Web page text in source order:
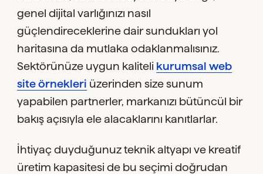
genel dijital varlığınızı nasıl
güçlendireceklerine dair sundukları yol
haritasına da mutlaka odaklanmalısınız.
Sektörünüze uygun kaliteli kurumsal web
site örnekleri üzerinden size sunum
yapabilen partnerler, markanızı bütüncül bir
bakış açısıyla ele alacaklarını kanıtlarlar.
İhtiyaç duyduğunuz teknik altyapı ve kreatif
üretim kapasitesi de bu seçimi doğrudan